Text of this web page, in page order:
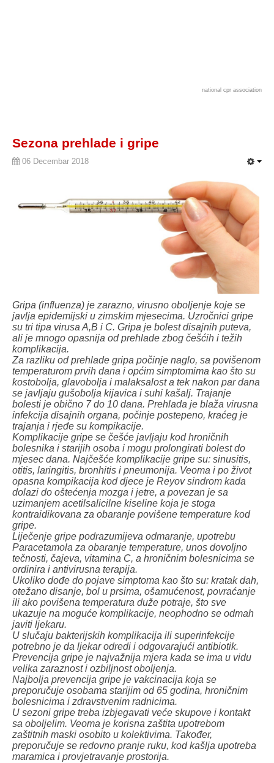
national cpr association
Sezona prehlade i gripe
06 Decembar 2018
Gripa (influenza) je zarazno, virusno oboljenje koje se
javlja epidemijski u zimskim mjesecima. Uzročnici gripe
su tri tipa virusa A,B i C. Gripa je bolest disajnih puteva,
ali je mnogo opasnija od prehlade zbog češćih i težih
komplikacija.
Za razliku od prehlade gripa počinje naglo, sa povišenom
temperaturom prvih dana i općim simptomima kao što su
kostobolja, glavobolja i malaksalost a tek nakon par dana
se javljaju gušobolja kijavica i suhi kašalj. Trajanje
bolesti je obično 7 do 10 dana. Prehlada je blaža virusna
infekcija disajnih organa, počinje postepeno, kraćeg je
trajanja i rjeđe su kompikacije.
Komplikacije gripe se češće javljaju kod hroničnih
bolesnika i starijih osoba i mogu prolongirati bolest do
mjesec dana. Najčešće komplikacije gripe su: sinusitis,
otitis, laringitis, bronhitis i pneumonija. Veoma i po život
opasna kompikacija kod djece je Reyov sindrom kada
dolazi do oštećenja mozga i jetre, a povezan je sa
uzimanjem acetilsalicilne kiseline koja je stoga
kontraidikovana za obaranje povišene temperature kod
gripe.
Liječenje gripe podrazumijeva odmaranje, upotrebu
Paracetamola za obaranje temperature, unos dovoljno
tečnosti, čajeva, vitamina C, a hroničnim bolesnicima se
ordinira i antivirusna terapija.
Ukoliko dođe do pojave simptoma kao što su: kratak dah,
otežano disanje, bol u prsima, ošamućenost, povraćanje
ili ako povišena temperatura duže potraje, što sve
ukazuje na moguće komplikacije, neophodno se odmah
javiti ljekaru.
U slučaju bakterijskih komplikacija ili superinfekcije
potrebno je da ljekar odredi i odgovarajući antibiotik.
Prevencija gripe je najvažnija mjera kada se ima u vidu
velika zaraznost i ozbiljnost oboljenja.
Najbolja prevencija gripe je vakcinacija koja se
preporučuje osobama starijim od 65 godina, hroničnim
bolesnicima i zdravstvenim radnicima.
U sezoni gripe treba izbjegavati veće skupove i kontakt
sa oboljelim. Veoma je korisna zaštita upotrebom
zaštitnih maski osobito u kolektivima. Također,
preporučuje se redovno pranje ruku, kod kašlja upotreba
maramica i provjetravanje prostorija.